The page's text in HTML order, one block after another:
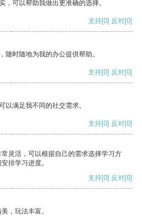
，可以帮助我做出更准确的选择。
支持[0] 反对[0]
随时随地为我的办公提供帮助。
支持[0] 反对[0]
以满足我不同的社交需求。
支持[0] 反对[0]
灵活，可以根据自己的需求选择学习方
排学习进度。
支持[0] 反对[0]
，玩法丰富。